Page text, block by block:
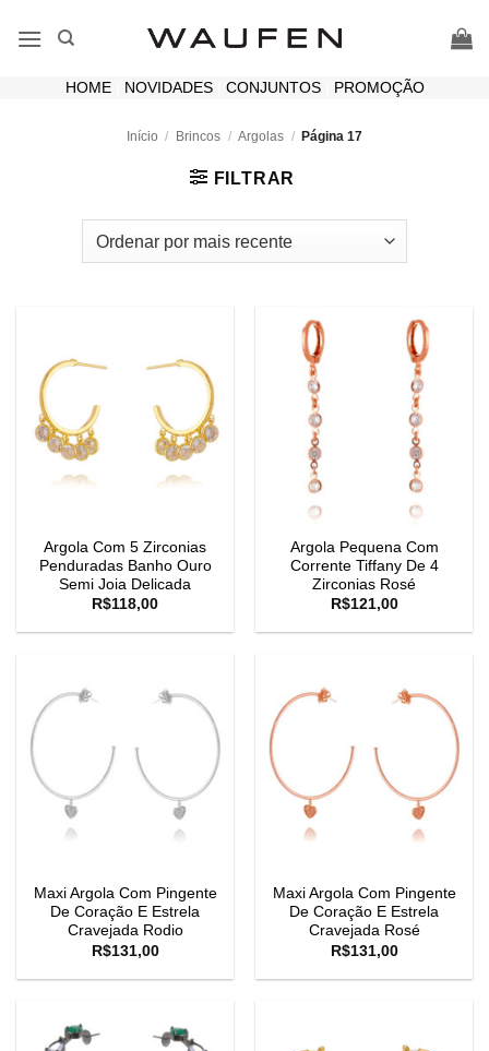
HOME| NOVIDADES| CONJUNTOS| PROMOÇÃO
Início / Brincos / Argolas / Página 17
FILTRAR
Argola Com 5 Zirconias
Penduradas Banho Ouro
Semi Joia Delicada
R$118,00
Argola Pequena Com
Corrente Tiffany De 4
Zirconias Rosé
R$121,00
Maxi Argola Com Pingente
De Coração E Estrela
Cravejada Rodio
R$131,00
Maxi Argola Com Pingente
De Coração E Estrela
Cravejada Rosé
R$131,00